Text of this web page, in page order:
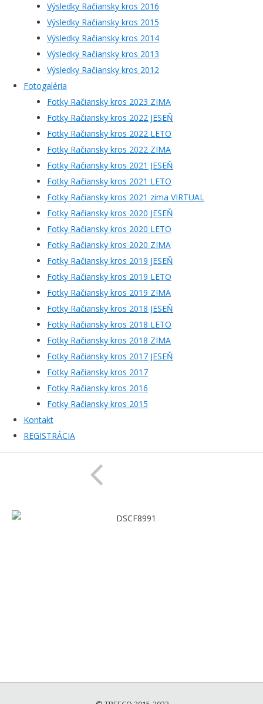
Výsledky Račiansky kros 2016
Výsledky Račiansky kros 2015
Výsledky Račiansky kros 2014
Výsledky Račiansky kros 2013
Výsledky Račiansky kros 2012
Fotogaléria
Fotky Račiansky kros 2023 ZIMA
Fotky Račiansky kros 2022 JESEŇ
Fotky Račiansky kros 2022 LETO
Fotky Račiansky kros 2022 ZIMA
Fotky Račiansky kros 2021 JESEŇ
Fotky Račiansky kros 2021 LETO
Fotky Račiansky kros 2021 zima VIRTUAL
Fotky Račiansky kros 2020 JESEŇ
Fotky Račiansky kros 2020 LETO
Fotky Račiansky kros 2020 ZIMA
Fotky Račiansky kros 2019 JESEŇ
Fotky Račiansky kros 2019 LETO
Fotky Račiansky kros 2019 ZIMA
Fotky Račiansky kros 2018 JESEŇ
Fotky Račiansky kros 2018 LETO
Fotky Račiansky kros 2018 ZIMA
Fotky Račiansky kros 2017 JESEŇ
Fotky Račiansky kros 2017
Fotky Račiansky kros 2016
Fotky Račiansky kros 2015
Kontakt
REGISTRÁCIA